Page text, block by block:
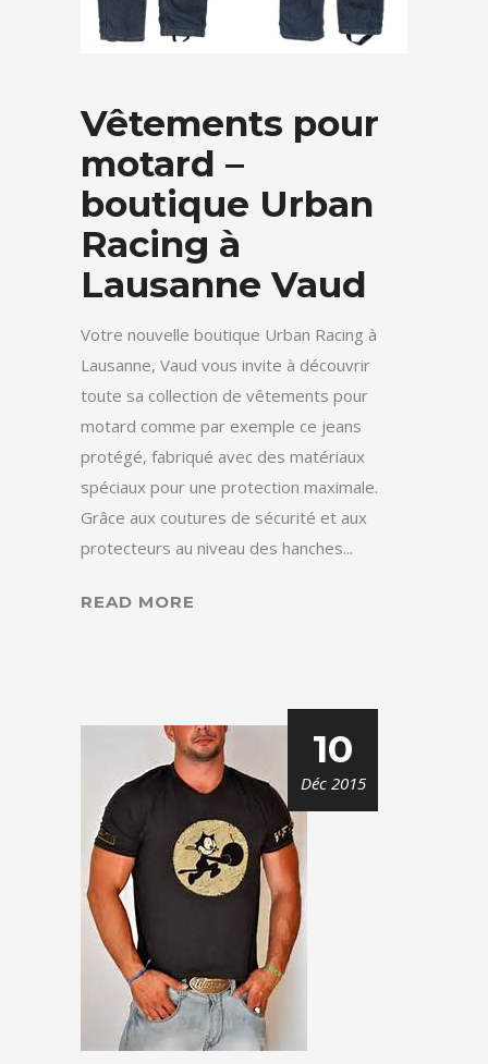
Vêtements pour
motard –
boutique Urban
Racing à
Lausanne Vaud
Votre nouvelle boutique Urban Racing à
Lausanne, Vaud vous invite à découvrir
toute sa collection de vêtements pour
motard comme par exemple ce jeans
protégé, fabriqué avec des matériaux
spéciaux pour une protection maximale.
Grâce aux coutures de sécurité et aux
protecteurs au niveau des hanches...
READ MORE
10
Déc 2015